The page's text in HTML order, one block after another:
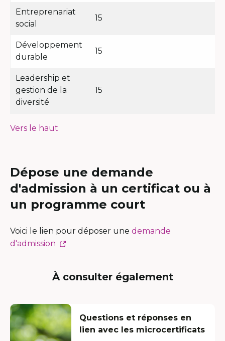
Entreprenariat
social
15
Développement
durable
15
Leadership et
gestion de la
diversité
15
Vers le haut
Dépose une demande
d'admission à un certificat ou à
un programme court
Voici le lien pour déposer une demande
d'admission
dans
nouvelle
fenêtre
À consulter également
Questions et réponses en
lien avec les microcertificats